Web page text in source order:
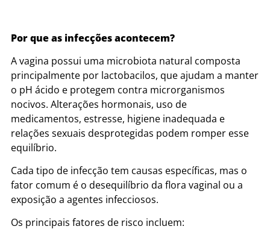
Por que as infecções acontecem?
A vagina possui uma microbiota natural composta
principalmente por lactobacilos, que ajudam a manter
o pH ácido e protegem contra microrganismos
nocivos. Alterações hormonais, uso de
medicamentos, estresse, higiene inadequada e
relações sexuais desprotegidas podem romper esse
equilíbrio.
Cada tipo de infecção tem causas específicas, mas o
fator comum é o desequilíbrio da flora vaginal ou a
exposição a agentes infecciosos.
Os principais fatores de risco incluem: